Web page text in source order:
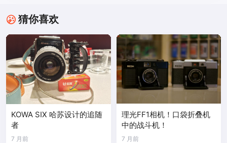
猜你喜欢
KOWA SIX 哈苏设计的追随
者
7 月前
理光FF1相机！口袋折叠机
中的战斗机！
7 月前